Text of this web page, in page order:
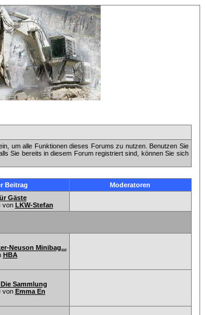
um alle Funktionen dieses Forums zu nutzen. Benutzen Sie
Sie bereits in diesem Forum registriert sind, können Sie sich
Beitrag Moderatoren
Gäste
von LKW-Stefan
Neuson Minibag...
HBA
Sammlung
von Emma En